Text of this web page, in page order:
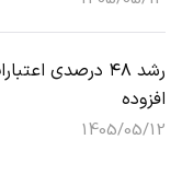
رشد ۴۸ درصدی
افزوده
1405/05/12